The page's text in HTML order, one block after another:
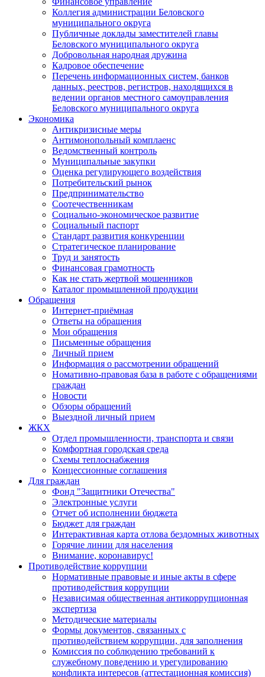
Коллегия администрации Беловского
муниципального округа
Публичные доклады заместителей главы
Беловского муниципального округа
Добровольная народная дружина
Кадровое обеспечение
Перечень информационных систем, банков
данных, реестров, регистров, находящихся в
ведении органов местного самоуправления
Беловского муниципального округа
Экономика
Антикризисные меры
Антимонопольный комплаенс
Ведомственный контроль
Муниципальные закупки
Оценка регулирующего воздействия
Потребительский рынок
Предпринимательство
Соотечественникам
Социально-экономическое развитие
Социальный паспорт
Стандарт развития конкуренции
Стратегическое планирование
Труд и занятость
Финансовая грамотность
Как не стать жертвой мошенников
Каталог промышленной продукции
Обращения
Интернет-приёмная
Ответы на обращения
Мои обращения
Письменные обращения
Личный прием
Информация о рассмотрении обращений
Номативно-правовая база в работе с обращениями
граждан
Новости
Обзоры обращений
Выездной личный прием
ЖКХ
Отдел промышленности, транспорта и связи
Комфортная городская среда
Схемы теплоснабжения
Концессионные соглашения
Для граждан
Фонд "Защитники Отечества"
Электронные услуги
Отчет об исполнении бюджета
Бюджет для граждан
Интерактивная карта отлова бездомных животных
Горячие линии для населения
Внимание, коронавирус!
Противодействие коррупции
Нормативные правовые и иные акты в сфере
противодействия коррупции
Независимая общественная антикоррупционная
экспертиза
Методические материалы
Формы документов, связанных с
противодействием коррупции, для заполнения
Комиссия по соблюдению требований к
служебному поведению и урегулированию
конфликта интересов (аттестационная комиссия)